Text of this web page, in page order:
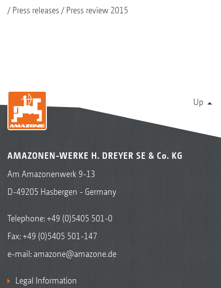
Press releases
Press review 2015
Up
AMAZONEN-WERKE H. DREYER SE & Co. KG
Am Amazonenwerk 9-13
D-49205 Hasbergen - Germany
Telephone:+49 (0)5405 501-0
Fax: +49 (0)5405 501-147
e-mail: amazone@amazone.de
Legal Information